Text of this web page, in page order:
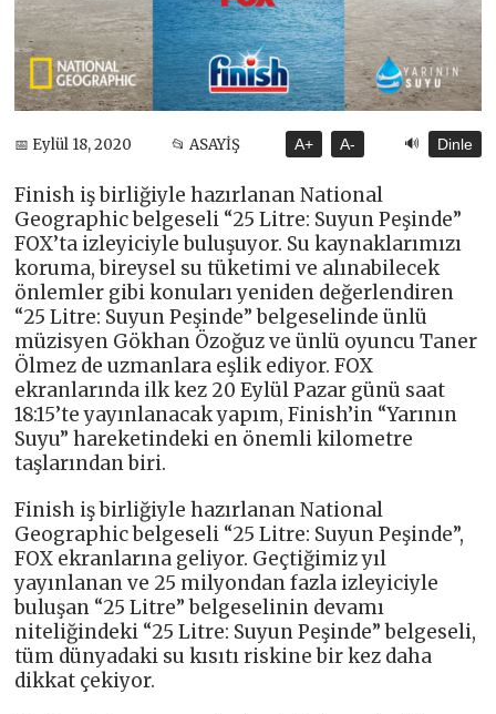
📅 Eylül 18, 2020 📂 ASAYİŞ A+ A- 🔊 Dinle
Finish iş birliğiyle hazırlanan National
Geographic belgeseli “25 Litre: Suyun Peşinde”
FOX’ta izleyiciyle buluşuyor. Su kaynaklarımızı
koruma, bireysel su tüketimi ve alınabilecek
önlemler gibi konuları yeniden değerlendiren
“25 Litre: Suyun Peşinde” belgeselinde ünlü
müzisyen Gökhan Özoğuz ve ünlü oyuncu Taner
Ölmez de uzmanlara eşlik ediyor. FOX
ekranlarında ilk kez 20 Eylül Pazar günü saat
18:15’te yayınlanacak yapım, Finish’in “Yarının
Suyu” hareketindeki en önemli kilometre
taşlarından biri.
Finish iş birliğiyle hazırlanan National
Geographic belgeseli “25 Litre: Suyun Peşinde”,
FOX ekranlarına geliyor. Geçtiğimiz yıl
yayınlanan ve 25 milyondan fazla izleyiciyle
buluşan “25 Litre” belgeselinin devamı
niteliğindeki “25 Litre: Suyun Peşinde” belgeseli,
tüm dünyadaki su kısıtı riskine bir kez daha
dikkat çekiyor.